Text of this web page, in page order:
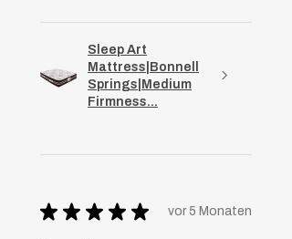
Sleep Art
Mattress|Bonnell
Springs|Medium
Firmness...
★ ★ ★ ★ ★ vor 5 Monaten